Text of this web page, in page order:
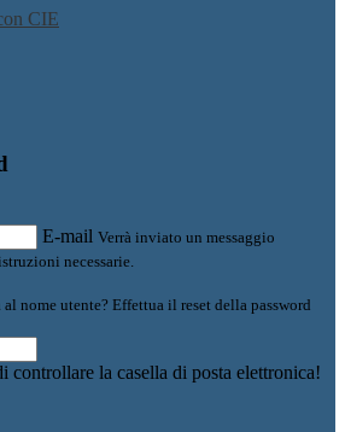
CIE
E-mail Verrà inviato un messaggio
necessarie.
nome utente? Effettua il reset della password
controllare la casella di posta elettronica!